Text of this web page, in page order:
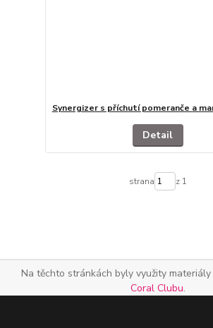
Synergizer s příchutí pomeranče a
Detail
strana z 1
Na těchto stránkách byly využity materiály
Coral Clubu.